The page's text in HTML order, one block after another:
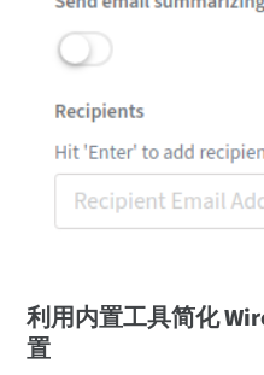
利用内置工具简化
置